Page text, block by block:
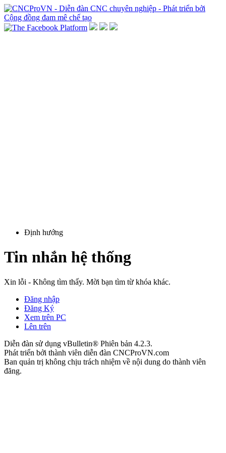
Định hướng
Tin nhắn hệ thống
Xin lỗi - Không tìm thấy. Mời bạn tìm từ khóa khác.
Đăng nhập
Đăng Ký
Xem trên PC
Lên trên
Diễn đàn sử dụng vBulletin® Phiên bản 4.2.3.
Phát triển bởi thành viên diễn đàn CNCProVN.com
Ban quản trị không chịu trách nhiệm về nội dung do thành viên
đăng.